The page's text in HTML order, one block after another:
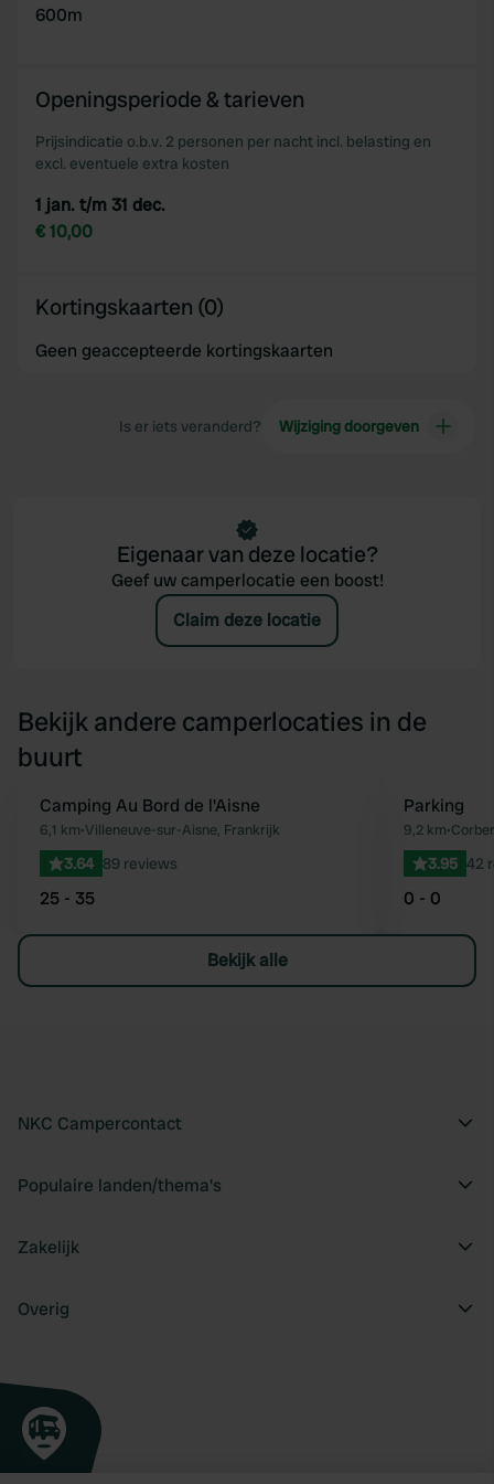
600m
Openingsperiode & tarieven
Prijsindicatie o.b.v. 2 personen per nacht incl. belasting en
excl. eventuele extra kosten
1 jan. t/m 31 dec.
€ 10,00
Kortingskaarten (0)
Geen geaccepteerde kortingskaarten
Is er iets veranderd? Wijziging doorgeven
Eigenaar van deze locatie?
Geef uw camperlocatie een boost!
Claim deze locatie
Bekijk andere camperlocaties in de
buurt
Favoriet
Camping Au Bord de l'Aisne
6,1 km•Villeneuve-sur-Aisne, Frankrijk
3.64 89 reviews
25 - 35
Parking
9,2 km•
3.95 42
0 - 0
Bekijk alle
NKC Campercontact
Populaire landen/thema's
Zakelijk
Overig